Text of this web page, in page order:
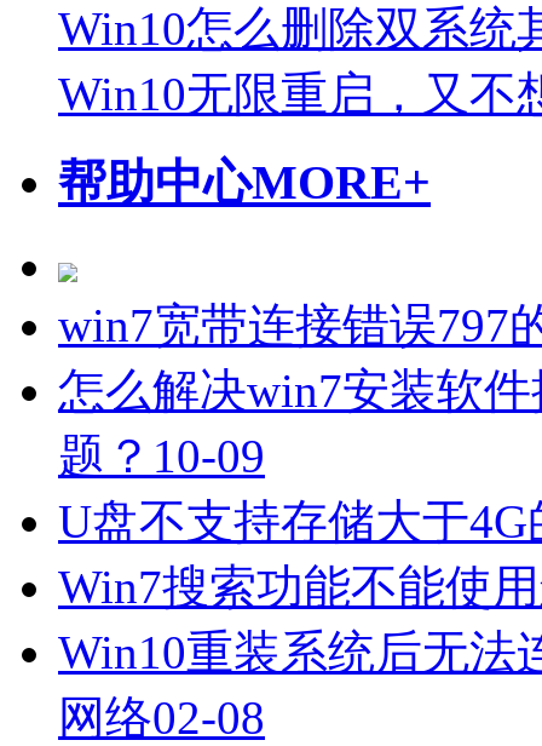
Win10怎么删除双系统
Win10无限重启，又不
帮助中心MORE+
win7宽带连接错误797
怎么解决win7安装软
题？ 10-09
U盘不支持存储大于
Win7搜索功能不能使
Win10重装系统后无法
网络02-08